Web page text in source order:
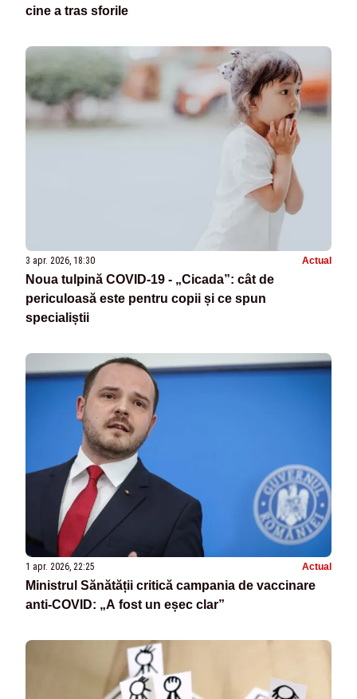
cine a tras sforile
3 apr. 2026, 18:30 Actual
Noua tulpină COVID-19 - „Cicada”: cât de
periculoasă este pentru copii și ce spun
specialiștii
1 apr. 2026, 22:25 Actual
Ministrul Sănătății critică campania de vaccinare
anti-COVID: „A fost un eșec clar”